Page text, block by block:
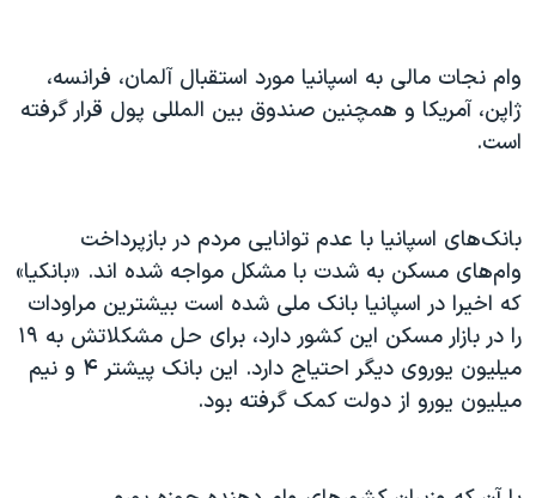
وام نجات مالی به اسپانیا مورد استقبال آلمان، فرانسه،
ژاپن، آمریکا و همچنین صندوق بین المللی پول قرار گرفته
است.
بانک‌های اسپانیا با عدم توانایی مردم در بازپرداخت
وام‌های مسکن به شدت با مشکل مواجه شده اند. «بانکیا»
که اخیرا در اسپانیا بانک ملی شده است بیشترین مراودات
را در بازار مسکن این کشور دارد، برای حل مشکلاتش به ۱۹
میلیون یوروی دیگر احتیاج دارد. این بانک پیشتر ۴ و نیم
میلیون یورو از دولت کمک گرفته بود.